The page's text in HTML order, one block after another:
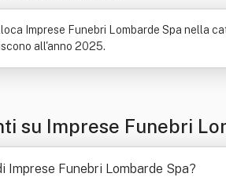
Imprese Funebri Lombarde Spa nella
all'anno 2025.
su Imprese Funebri
Imprese Funebri Lombarde Spa?